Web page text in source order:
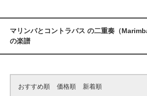
マリンバとコントラバス の二重奏（
の楽譜
おすすめ順 価格順 新着順